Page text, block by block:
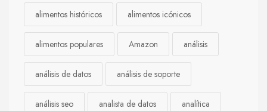
alimentos históricos alimentos icónicos
alimentos populares Amazon análisis
análisis de datos análisis de soporte
análisis seo analista de datos analítica